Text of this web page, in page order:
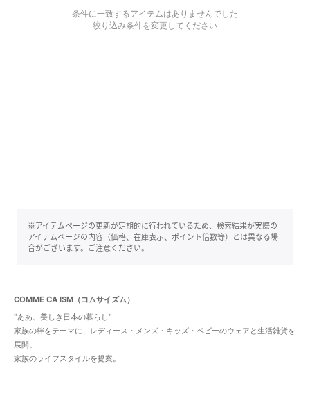
条件に一致するアイテムはありませんでした
絞り込み条件を変更してください
※アイテムページの更新が定期的に行われているため、検索結果が実際の
アイテムページの内容（価格、在庫表示、ポイント倍数等）とは異なる場
合がございます。ご注意ください。
COMME CA ISM（コムサイズム）
"ああ、美しき日本の暮らし"
家族の絆をテーマに、レディース・メンズ・キッズ・ベビーのウェアと生活雑貨を
展開。
家族のライフスタイルを提案。